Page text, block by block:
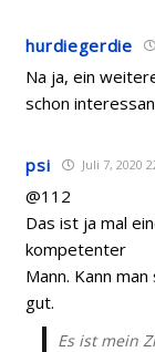
hurdiegerdie
Na ja, ein
schon
psi Juli 7, 2020
@112
Das ist ja mal
kompetenter
Mann. Kann
gut.
Es ist mein